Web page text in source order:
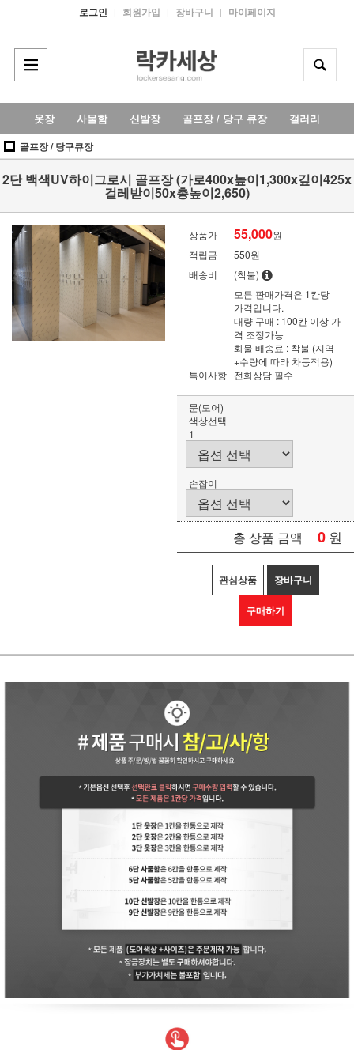
로그인 | 회원가입 | 장바구니 | 마이페이지
옷장 사물함 신발장 골프장 / 당구 큐장 갤러리
골프장 / 당구큐장
2단 백색UV하이그로시 골프장 (가로400x높이1,300x깊이425x
걸레받이50x총높이2,650)
상품가 55,000원
적립금
550원
배송비
(착불)
특이사항
모든 판매가격은 1칸당
가격입니다.
대량 구매 : 100칸 이상 가
격 조정가능
화물 배송료 : 착불 (지역
+수량에 따라 차등적용)
전화상담 필수
문(도어)
색상선택
1
손잡이
총 상품 금액 0 원
관심상품 장바구니
구매하기